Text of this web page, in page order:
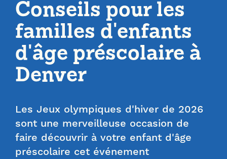
Conseils pour les
familles d'enfants
d'âge préscolaire à
Denver
Les Jeux olympiques d'hiver de 2026
sont une merveilleuse occasion de
faire découvrir à votre enfant d'âge
préscolaire cet événement